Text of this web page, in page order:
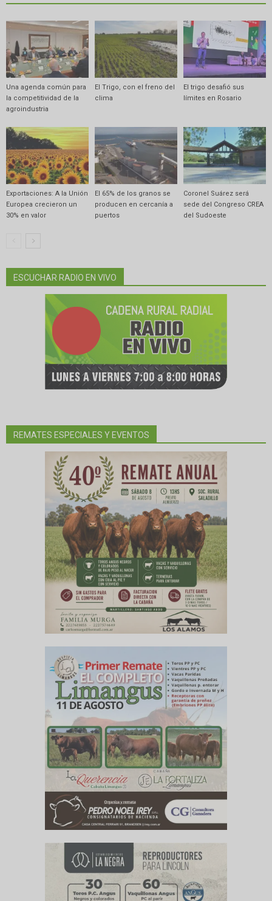
Una agenda común para
la competitividad de la
agroindustria
El Trigo, con el freno del
clima
El trigo desafió sus
límites en Rosario
Exportaciones: A la Unión
Europea crecieron un
30% en valor
El 65% de los granos se
producen en cercanía a
puertos
Coronel Suárez será
sede del Congreso CREA
del Sudoeste
ESCUCHAR RADIO EN VIVO
REMATES ESPECIALES Y EVENTOS